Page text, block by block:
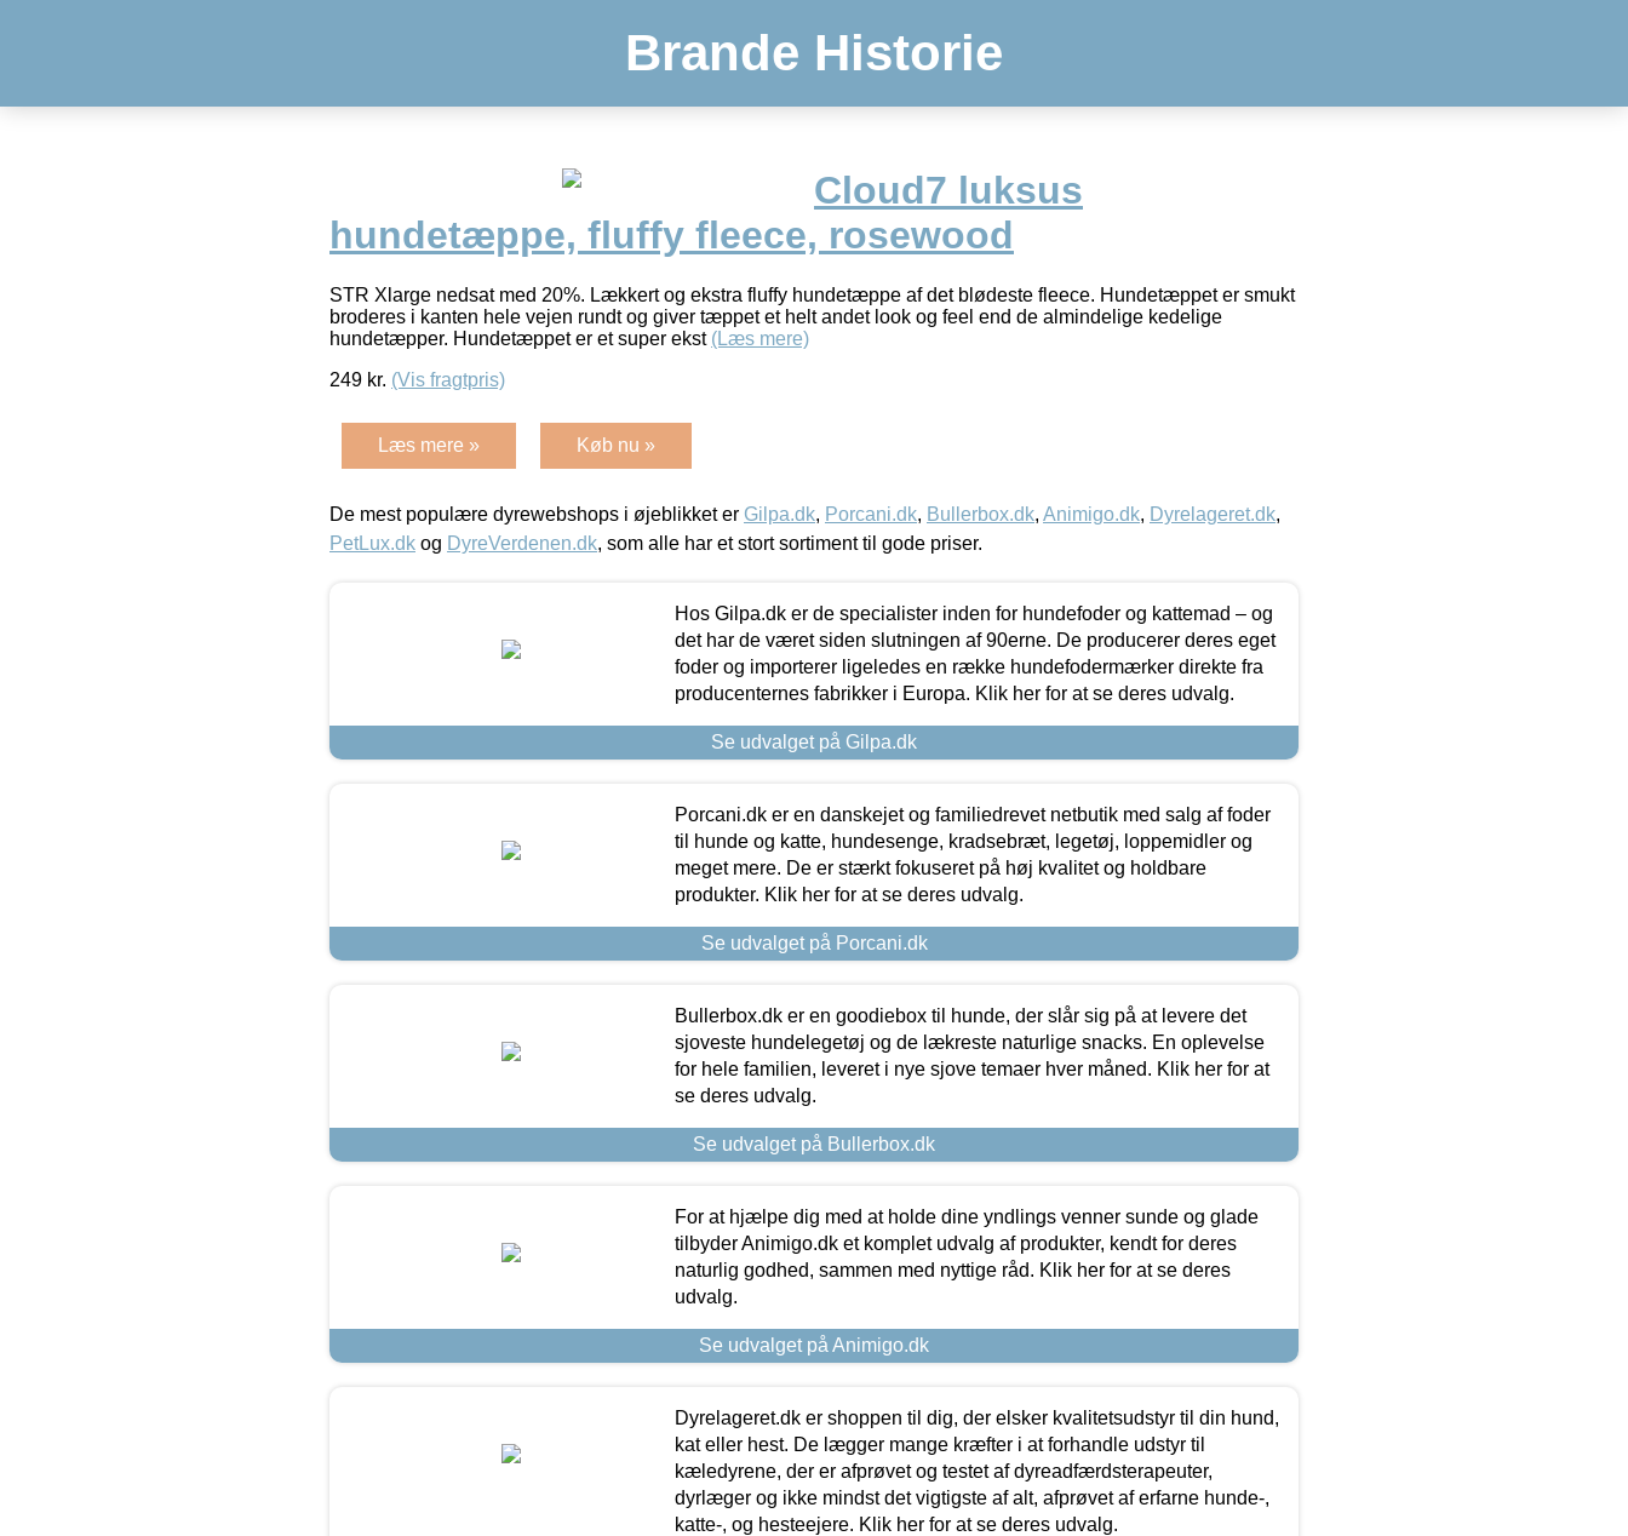
Brande Historie
Cloud7 luksus
hundetæppe, fluffy fleece, rosewood
STR Xlarge nedsat med 20%. Lækkert og ekstra fluffy hundetæppe af det blødeste fleece. Hundetæppet er smukt
broderes i kanten hele vejen rundt og giver tæppet et helt andet look og feel end de almindelige kedelige
hundetæpper. Hundetæppet er et super ekst (Læs mere)
249 kr. (Vis fragtpris)
Læs mere » Køb nu »
De mest populære dyrewebshops i øjeblikket er Gilpa.dk, Porcani.dk, Bullerbox.dk, Animigo.dk, Dyrelageret.dk,
PetLux.dk og DyreVerdenen.dk, som alle har et stort sortiment til gode priser.
Hos Gilpa.dk er de specialister inden for hundefoder og kattemad – og
det har de været siden slutningen af 90erne. De producerer deres eget
foder og importerer ligeledes en række hundefodermærker direkte fra
producenternes fabrikker i Europa. Klik her for at se deres udvalg.
Se udvalget på Gilpa.dk
Porcani.dk er en danskejet og familiedrevet netbutik med salg af foder
til hunde og katte, hundesenge, kradsebræt, legetøj, loppemidler og
meget mere. De er stærkt fokuseret på høj kvalitet og holdbare
produkter. Klik her for at se deres udvalg.
Se udvalget på Porcani.dk
Bullerbox.dk er en goodiebox til hunde, der slår sig på at levere det
sjoveste hundelegetøj og de lækreste naturlige snacks. En oplevelse
for hele familien, leveret i nye sjove temaer hver måned. Klik her for at
se deres udvalg.
Se udvalget på Bullerbox.dk
For at hjælpe dig med at holde dine yndlings venner sunde og glade
tilbyder Animigo.dk et komplet udvalg af produkter, kendt for deres
naturlig godhed, sammen med nyttige råd. Klik her for at se deres
udvalg.
Se udvalget på Animigo.dk
Dyrelageret.dk er shoppen til dig, der elsker kvalitetsudstyr til din hund,
kat eller hest. De lægger mange kræfter i at forhandle udstyr til
kæledyrene, der er afprøvet og testet af dyreadfærdsterapeuter,
dyrlæger og ikke mindst det vigtigste af alt, afprøvet af erfarne hunde-,
katte-, og hesteejere. Klik her for at se deres udvalg.